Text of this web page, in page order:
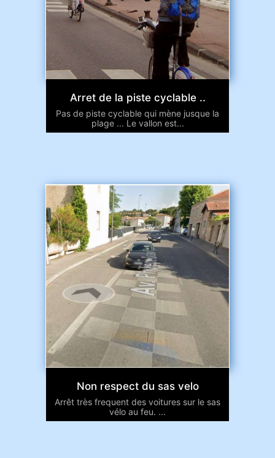
Arret de la piste cyclable ..
Pas de piste cyclable qui mène jusque la
plage ... Le vallon est...
Non respect du sas velo
Arrêt très frequent des voitures sur le sas
vélo au feu. ...